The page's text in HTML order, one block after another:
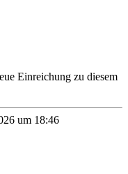
Einreichung zu diesem
um 18:46